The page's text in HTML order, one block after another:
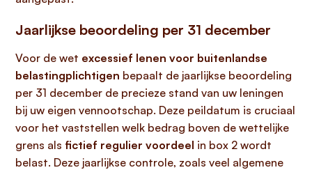
Jaarlijkse beoordeling per 31 december
Voor de wet excessief lenen voor buitenlandse
belastingplichtigen bepaalt de jaarlijkse beoordeling
per 31 december de precieze stand van uw leningen
bij uw eigen vennootschap. Deze peildatum is cruciaal
voor het vaststellen welk bedrag boven de wettelijke
grens als fictief regulier voordeel in box 2 wordt
belast. Deze jaarlijkse controle, zoals veel algemene